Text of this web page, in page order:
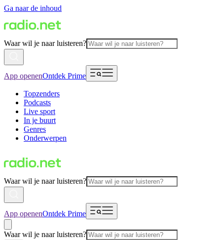
Ga naar de inhoud
Waar wil je naar luisteren?
App openenOntdek Prime
Topzenders
Podcasts
Live sport
In je buurt
Genres
Onderwerpen
Waar wil je naar luisteren?
App openenOntdek Prime
Waar wil je naar luisteren?